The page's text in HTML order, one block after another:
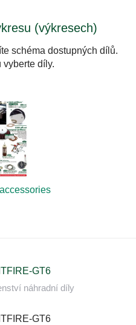
(výkresech)
schéma dostupných dílů.
vyberte díly.
GT6
náhradní díly
GT6